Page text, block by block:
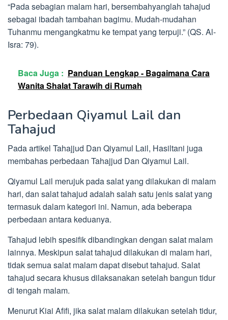
“Pada sebagian malam hari, bersembahyanglah tahajud
sebagai ibadah tambahan bagimu. Mudah-mudahan
Tuhanmu mengangkatmu ke tempat yang terpuji.” (QS. Al-
Isra: 79).
Baca Juga : Panduan Lengkap - Bagaimana Cara
Wanita Shalat Tarawih di Rumah
Perbedaan Qiyamul Lail dan
Tahajud
Pada artikel Tahajjud Dan Qiyamul Lail, Hasiltani juga
membahas perbedaan Tahajjud Dan Qiyamul Lail.
Qiyamul Lail merujuk pada salat yang dilakukan di malam
hari, dan salat tahajud adalah salah satu jenis salat yang
termasuk dalam kategori ini. Namun, ada beberapa
perbedaan antara keduanya.
Tahajud lebih spesifik dibandingkan dengan salat malam
lainnya. Meskipun salat tahajud dilakukan di malam hari,
tidak semua salat malam dapat disebut tahajud. Salat
tahajud secara khusus dilaksanakan setelah bangun tidur
di tengah malam.
Menurut Kiai Afifi, jika salat malam dilakukan setelah tidur,